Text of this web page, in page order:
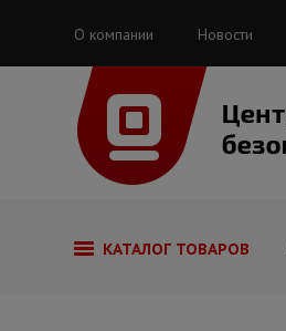
О компании Новости
КАТАЛОГ ТОВАРОВ